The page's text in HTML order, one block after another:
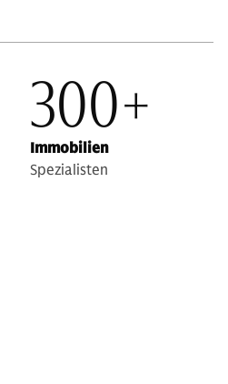
300+
Immobilien
Spezialisten